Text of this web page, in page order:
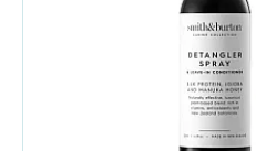
внутрішню поверхню скла
Як використовувати:
вашого собаки по всій
силіконових щетинок